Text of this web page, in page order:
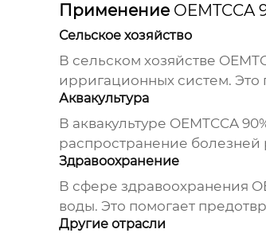
Применение
Сельское хозяйство
В сельском хозяйстве
ирригационных систем. Это
Аквакультура
В аквакультуре OEMTCCA
распространение болезней
Здравоохранение
В сфере здравоохранения
воды. Это помогает
Другие отрасли